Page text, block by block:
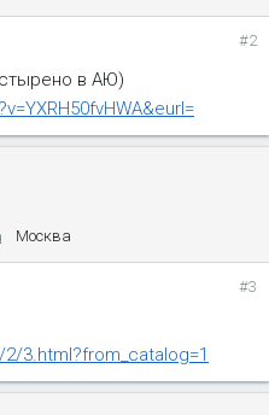
#2
в АЮ)
Москва
#3
3.html?from_catalog=1